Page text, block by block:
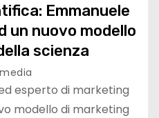
Emmanuele
un nuovo modello
scienza
esperto di marketing
modello di marketing